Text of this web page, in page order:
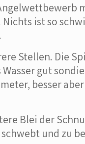
Nichts ist so
Stellen. Die
gut
besser
Blei der
und zu